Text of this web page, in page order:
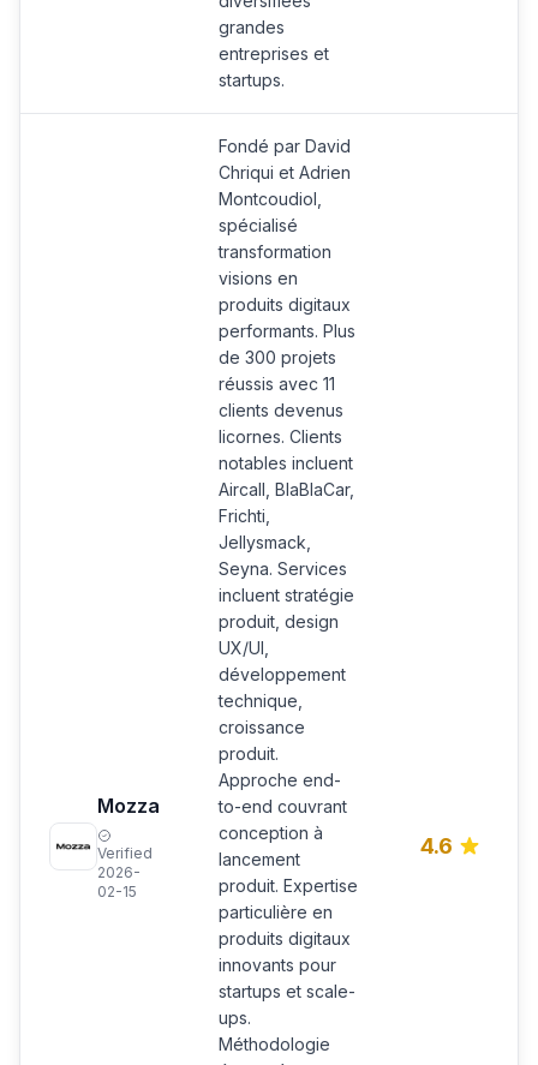
grandes
entreprises et
startups.
Mozza
Verified
2026-
02-15
Fondé par David
Chriqui et Adrien
Montcoudiol,
spécialisé
transformation
visions en
produits digitaux
performants. Plus
de 300 projets
réussis avec 11
clients devenus
licornes. Clients
notables incluent
Aircall, BlaBlaCar,
Frichti,
Jellysmack,
Seyna. Services
incluent stratégie
produit, design
UX/UI,
développement
technique,
croissance
produit.
Approche end-
to-end couvrant
conception à
lancement
produit. Expertise
particulière en
produits digitaux
innovants pour
startups et scale-
ups.
Méthodologie
4.6